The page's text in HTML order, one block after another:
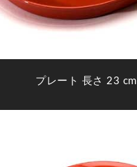
プレート 長さ 23 cm